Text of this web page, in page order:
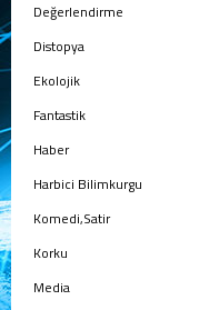
Değerlendirme
Distopya
Ekolojik
Fantastik
Haber
Harbici Bilimkurgu
Komedi,Satir
Korku
Media